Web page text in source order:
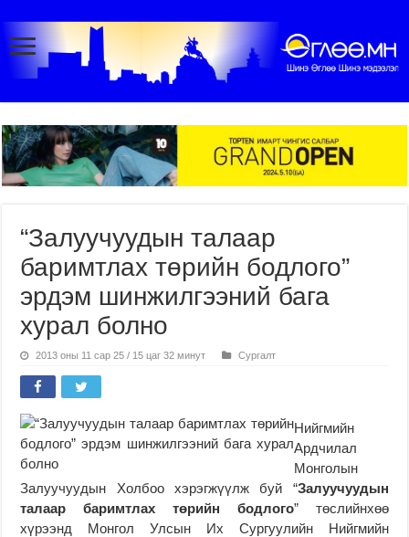
“Залуучуудын талаар
баримтлах төрийн бодлого”
эрдэм шинжилгээний бага
хурал болно
2013 оны 11 сар 25 / 15 цаг 32 минут Сургалт
Нийгмийн
Ардчилал
Монголын
Залуучуудын Холбоо хэрэгжүүлж буй “Залуучуудын
талаар баримтлах төрийн бодлого” төслийнхөө
хүрээнд Монгол Улсын Их Сургуулийн Нийгмийн